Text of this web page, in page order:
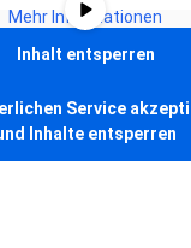
Mehr Informationen
Inhalt entsperren
Service
Inhalte entsperren